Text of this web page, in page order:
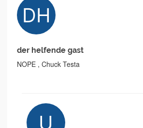
der helfende gast
NOPE , Chuck Testa